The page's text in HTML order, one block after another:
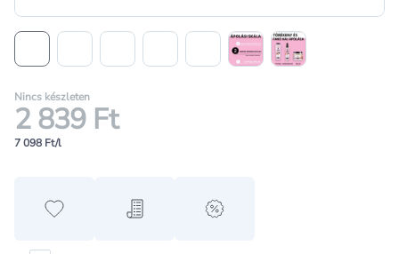
Nincs készleten
2 839 Ft
7 098 Ft/l
Hozzáadás a kedvencekhez
Hozzáadás a bevásárló listához
alert when on sale